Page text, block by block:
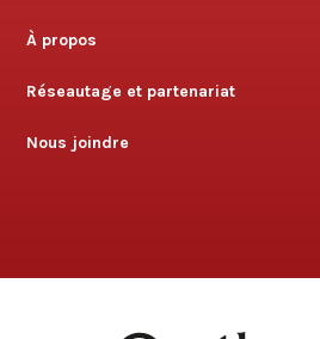
À propos
Réseautage et partenariat
Nous joindre